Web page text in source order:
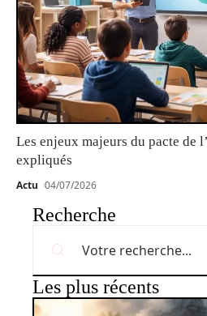
Les enjeux majeurs du pacte de
expliqués
Actu 04/07/2026
Recherche
Les plus récents